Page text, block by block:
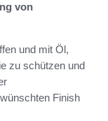
von
und mit Öl,
zu schützen und
Finish